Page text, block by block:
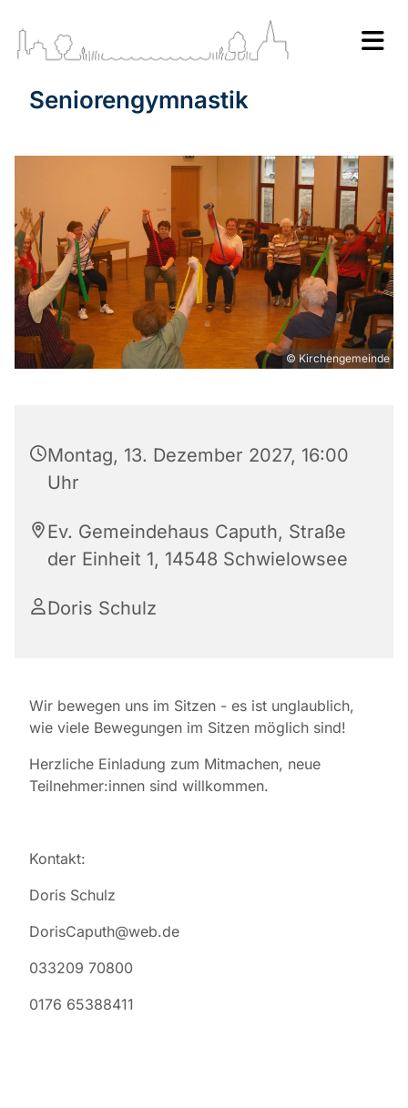
Seniorengymnastik
© Kirchengemeinde
Montag, 13. Dezember 2027, 16:00
Uhr
Ev. Gemeindehaus Caputh, Straße
der Einheit 1, 14548 Schwielowsee
Doris Schulz
Wir bewegen uns im Sitzen - es ist unglaublich,
wie viele Bewegungen im Sitzen möglich sind!
Herzliche Einladung zum Mitmachen, neue
Teilnehmer:innen sind willkommen.
Kontakt:
Doris Schulz
DorisCaputh@web.de
033209 70800
0176 65388411